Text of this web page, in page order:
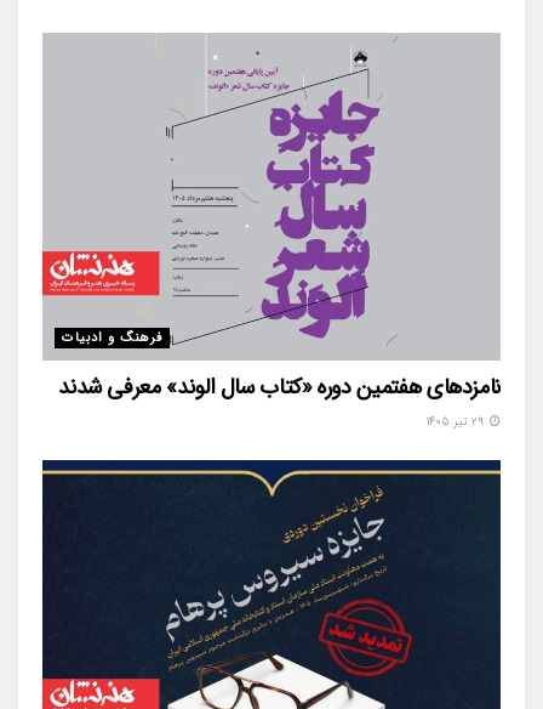
فرهنگ و ادبیات
نامزدهای هفتمین دوره «کتاب سال الوند» معرفی شدند